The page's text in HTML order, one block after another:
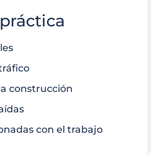
construcción
con el trabajo